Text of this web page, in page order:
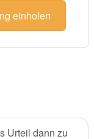
einholen
Urteil dann zu